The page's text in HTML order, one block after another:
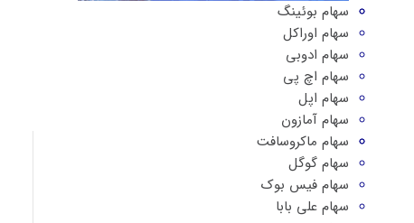
سهام بوئینگ
سهام اوراکل
سهام ادوبی
سهام اچ پی
سهام اپل
سهام آمازون
سهام ماکروسافت
سهام گوگل
سهام فیس بوک
سهام علی بابا